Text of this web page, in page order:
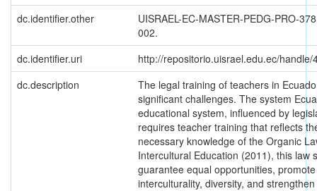
dc.identifier.other
UISRAEL-EC-MASTER-PEDG-PRO-
002.
dc.identifier.uri
http://repositorio.uisrael.edu.ec/handle/
dc.description
The legal training of teachers in
significant challenges. The system
educational system, influenced by
requires teacher training that reflects
necessary knowledge of the Organic
Intercultural Education (2011), this law
guarantee equal opportunities, promote
interculturality, diversity, and